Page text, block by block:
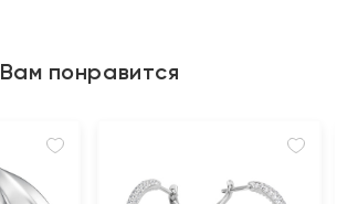
Вам понравится